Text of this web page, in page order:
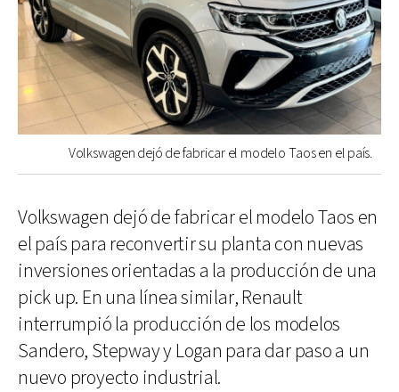
Volkswagen dejó de fabricar el modelo Taos en el país.
Volkswagen dejó de fabricar el modelo Taos en
el país para reconvertir su planta con nuevas
inversiones orientadas a la producción de una
pick up. En una línea similar, Renault
interrumpió la producción de los modelos
Sandero, Stepway y Logan para dar paso a un
nuevo proyecto industrial.